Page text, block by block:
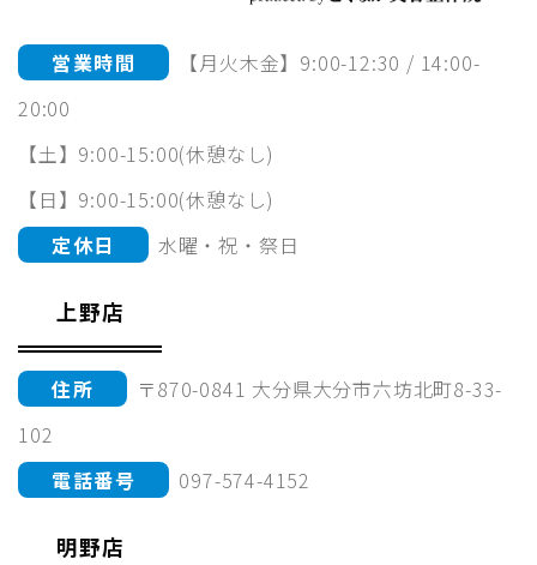
営業時間
【月火木金】9:00-12:30 / 14:00-
20:00
【土】9:00-15:00(休憩なし)
【日】9:00-15:00(休憩なし)
定休日
水曜・祝・祭日
上野店
住所
〒870-0841 大分県大分市六坊北町8-33-
102
電話番号
097-574-4152
明野店